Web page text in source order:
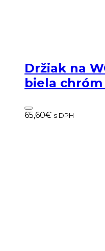
Držiak na
biela chróm
65,60€ s DPH